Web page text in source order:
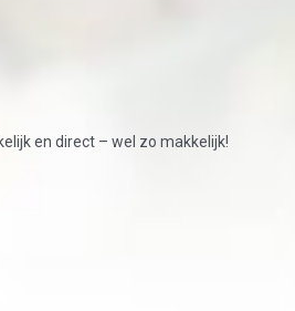
en direct – wel zo makkelijk!